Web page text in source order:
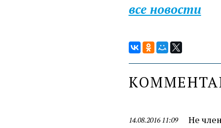
все новости
14.08.2016 11:09 Не